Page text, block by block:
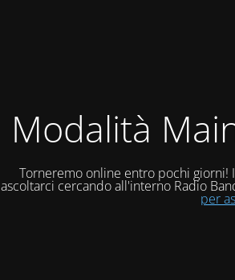
Modalità
Torneremo online entro pochi
ascoltarci cercando all'interno Radio
per